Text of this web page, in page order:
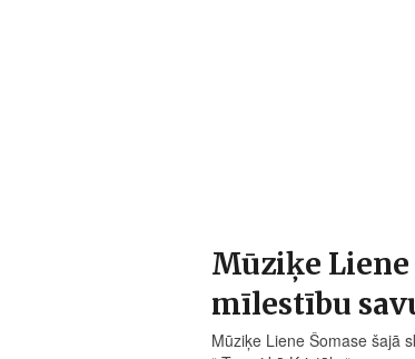
Mūziķe Liene
mīlestību
Mūziķe Liene Šomase šajā